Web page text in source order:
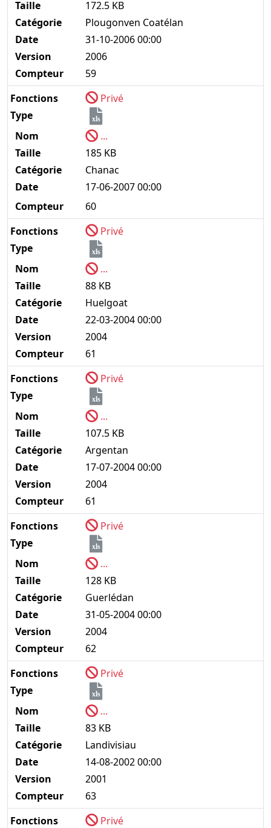
Taille
172.5 KB
Catégorie
Plougonven Coatélan
Date
31-10-2006 00:00
Version
2006
Compteur
59
Fonctions
Privé
Type
xls
Nom
...
Taille
185 KB
Catégorie
Chanac
Date
17-06-2007 00:00
Compteur
60
Fonctions
Privé
Type
xls
Nom
...
Taille
88 KB
Catégorie
Huelgoat
Date
22-03-2004 00:00
Version
2004
Compteur
61
Fonctions
Privé
Type
xls
Nom
...
Taille
107.5 KB
Catégorie
Argentan
Date
17-07-2004 00:00
Version
2004
Compteur
61
Fonctions
Privé
Type
xls
Nom
...
Taille
128 KB
Catégorie
Guerlédan
Date
31-05-2004 00:00
Version
2004
Compteur
62
Fonctions
Privé
Type
xls
Nom
...
Taille
83 KB
Catégorie
Landivisiau
Date
14-08-2002 00:00
Version
2001
Compteur
63
Fonctions
Privé